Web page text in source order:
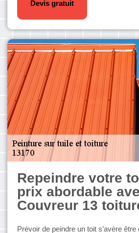
Devis gratuit
Repeindre votre
prix abordable
Couvreur 13
Prévoir de peindre un toit s’avère